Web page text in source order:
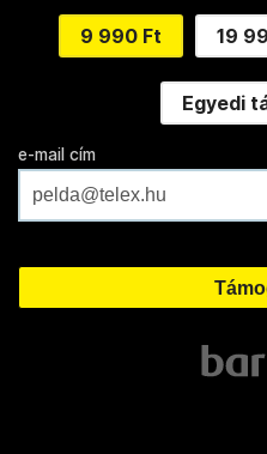
9 990 Ft 19
Egyedi
e-mail cím